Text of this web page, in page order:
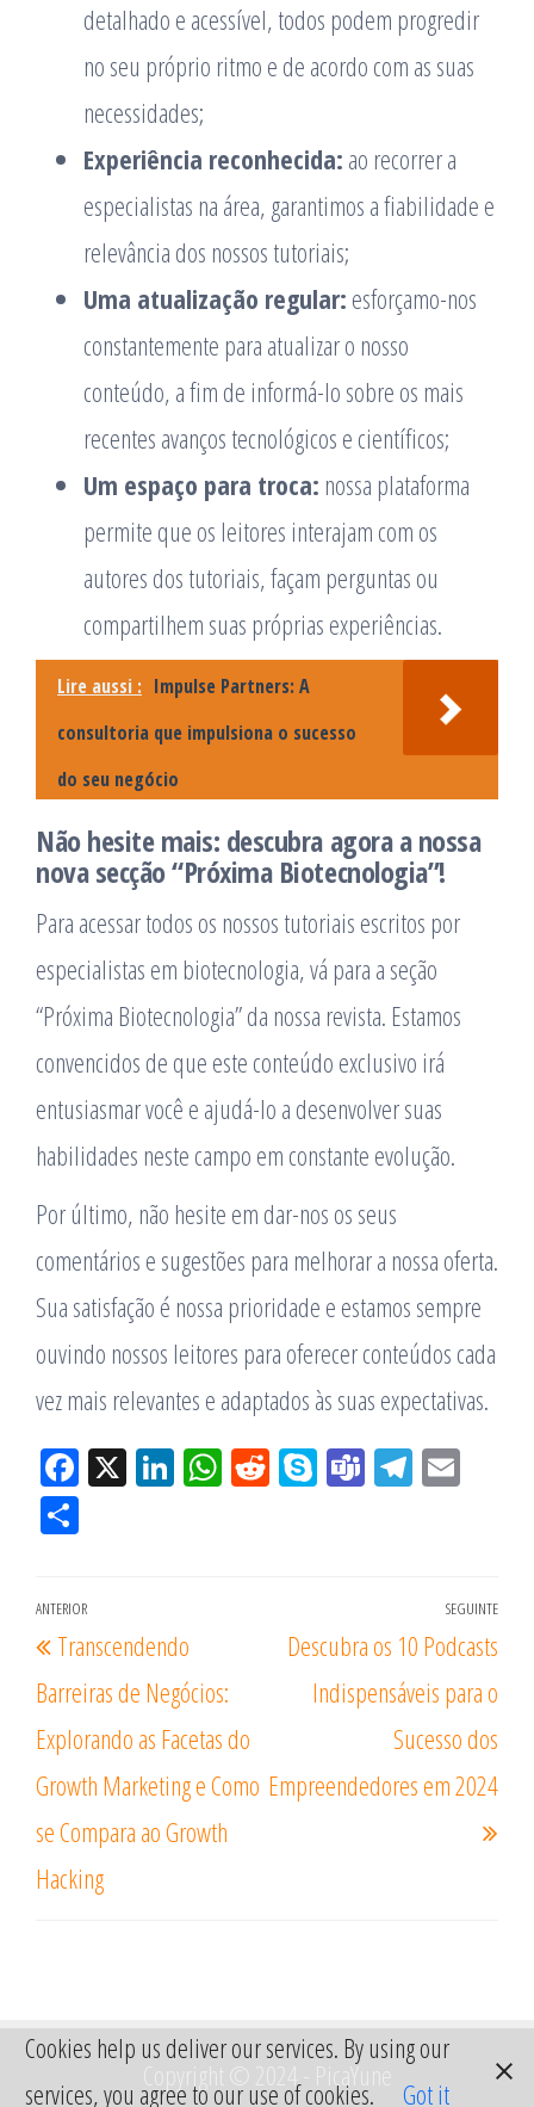
detalhado e acessível, todos podem progredir
no seu próprio ritmo e de acordo com as suas
necessidades;
Experiência reconhecida: ao recorrer a
especialistas na área, garantimos a fiabilidade e
relevância dos nossos tutoriais;
Uma atualização regular: esforçamo-nos
constantemente para atualizar o nosso
conteúdo, a fim de informá-lo sobre os mais
recentes avanços tecnológicos e científicos;
Um espaço para troca: nossa plataforma
permite que os leitores interajam com os
autores dos tutoriais, façam perguntas ou
compartilhem suas próprias experiências.
Lire aussi : Impulse Partners: A
consultoria que impulsiona o sucesso
do seu negócio
Não hesite mais: descubra agora a nossa
nova secção “Próxima Biotecnologia”!
Para acessar todos os nossos tutoriais escritos por
especialistas em biotecnologia, vá para a seção
“Próxima Biotecnologia” da nossa revista. Estamos
convencidos de que este conteúdo exclusivo irá
entusiasmar você e ajudá-lo a desenvolver suas
habilidades neste campo em constante evolução.
Por último, não hesite em dar-nos os seus
comentários e sugestões para melhorar a nossa oferta.
Sua satisfação é nossa prioridade e estamos sempre
ouvindo nossos leitores para oferecer conteúdos cada
vez mais relevantes e adaptados às suas expectativas.
Fac
eb
X Lin
ke
W
ha
Re
ddi
Sk
yp
Te
am
Tel
eg
e
Navegação
de
artigos
Artigo
anterior
ANTERIOR
Transcendendo
Barreiras de Negócios:
Explorando as Facetas do
Growth Marketing e Como
se Compara ao Growth
Hacking
SEGUINTE
Descubra os 10 Podcasts
Indispensáveis para o
Sucesso dos
Empreendedores em 2024
Copyright © 2024 - PicaYune
Cookies help us deliver our services. By using our
services, you agree to our use of cookies.
Got it